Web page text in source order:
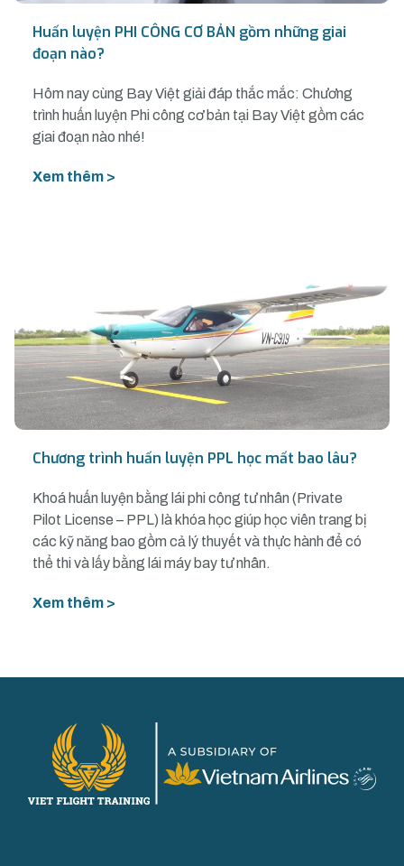
Huấn luyện PHI CÔNG CƠ BẢN gồm những giai
đoạn nào?
Hôm nay cùng Bay Việt giải đáp thắc mắc: Chương
trình huấn luyện Phi công cơ bản tại Bay Việt gồm các
giai đoạn nào nhé!
Xem thêm >
Chương trình huấn luyện PPL học mất bao lâu?
Khoá huấn luyện bằng lái phi công tư nhân (Private
Pilot License – PPL) là khóa học giúp học viên trang bị
các kỹ năng bao gồm cả lý thuyết và thực hành để có
thể thi và lấy bằng lái máy bay tư nhân.
Xem thêm >